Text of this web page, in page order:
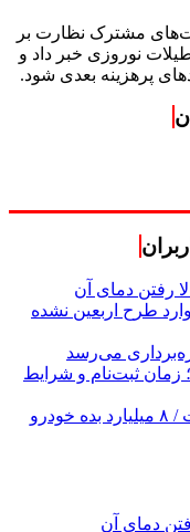
مشترک نظارت بر
نوروزی خبر داد و
پرهزینه بعدی شود.
رفتن دمای آن
وارد طرح اربعین نشده
می‌رسد
ثبت‌نام و شرایط
کاسبی خارج‌نشین‌ها با سهمیه اقامت / ۸ میلیارد بده خودرو